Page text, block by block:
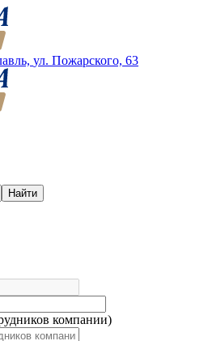
ул. Пожарского, 63
Найти
компании)